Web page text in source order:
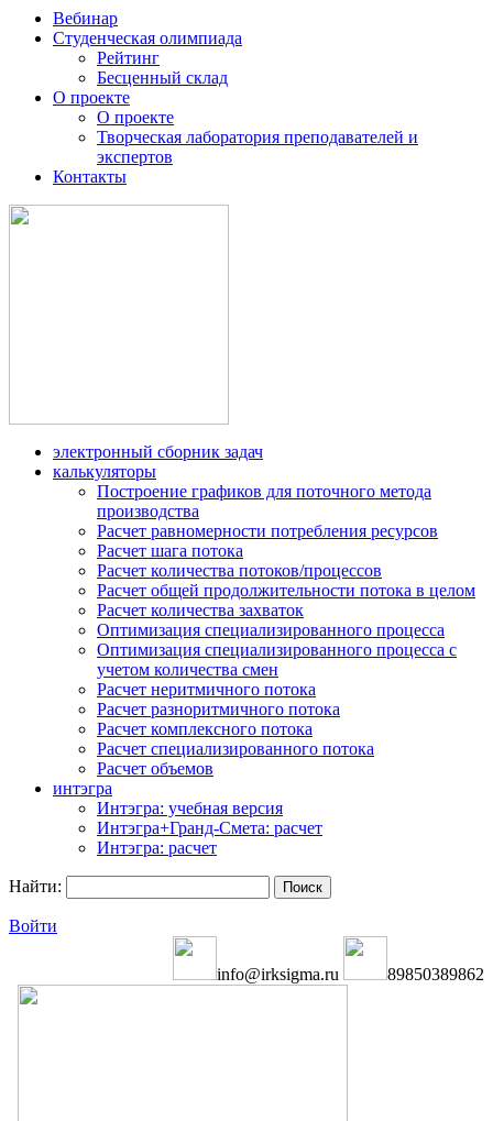
Вебинар
Студенческая олимпиада
Рейтинг
Бесценный склад
О проекте
О проекте
Творческая лаборатория преподавателей и
экспертов
Контакты
электронный сборник задач
калькуляторы
Построение графиков для поточного метода
производства
Расчет равномерности потребления ресурсов
Расчет шага потока
Расчет количества потоков/процессов
Расчет общей продолжительности потока в целом
Расчет количества захваток
Оптимизация специализированного процесса
Оптимизация специализированного процесса с
учетом количества смен
Расчет неритмичного потока
Расчет разноритмичного потока
Расчет комплексного потока
Расчет специализированного потока
Расчет объемов
интэгра
Интэгра: учебная версия
Интэгра+Гранд-Смета: расчет
Интэгра: расчет
Найти:
Войти
info@irksigma.ru 89850389862